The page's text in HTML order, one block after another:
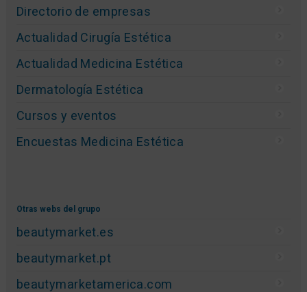
Directorio de empresas
Actualidad Cirugía Estética
Actualidad Medicina Estética
Dermatología Estética
Cursos y eventos
Encuestas Medicina Estética
Otras webs del grupo
beautymarket.es
beautymarket.pt
beautymarketamerica.com